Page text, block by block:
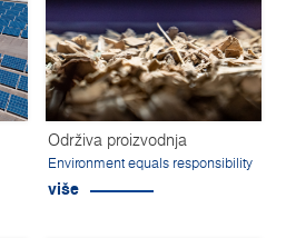
Održiva proizvodnja
Environment equals responsibility
više